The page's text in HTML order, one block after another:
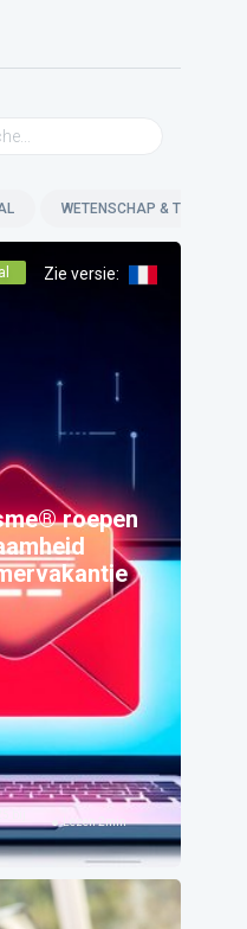
WETENSCHAP &
Zie versie:
roepen
bij
Lezen2min